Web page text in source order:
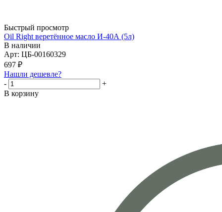
Быстрый просмотр
Oil Right веретённое масло И-40А (5л)
В наличии
Арт: ЦБ-00160329
697 ₽
Нашли дешевле?
-
+
В корзину